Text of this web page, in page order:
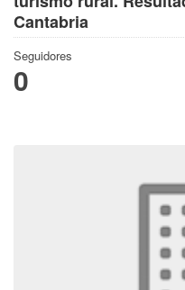
Cantabria
Seguidores
0